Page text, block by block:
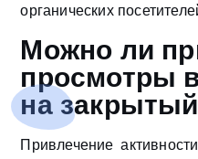
органических
Можно ли
просмотры
на
Привлечение